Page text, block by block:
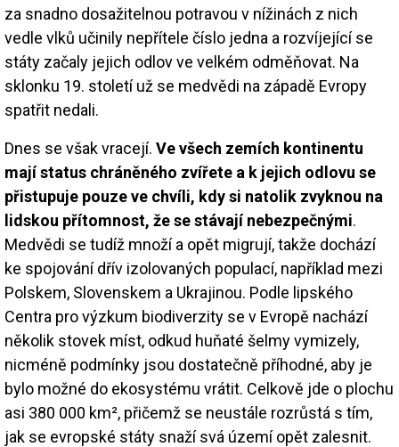
za snadno dosažitelnou potravou v nížinách z nich
vedle vlků učinily nepřítele číslo jedna a rozvíjející se
státy začaly jejich odlov ve velkém odměňovat. Na
sklonku 19. století už se medvědi na západě Evropy
spatřit nedali.
Dnes se však vracejí. Ve všech zemích kontinentu
mají status chráněného zvířete a k jejich odlovu se
přistupuje pouze ve chvíli, kdy si natolik zvyknou na
lidskou přítomnost, že se stávají nebezpečnými.
Medvědi se tudíž množí a opět migrují, takže dochází
ke spojování dřív izolovaných populací, například mezi
Polskem, Slovenskem a Ukrajinou. Podle lipského
Centra pro výzkum biodiverzity se v Evropě nachází
několik stovek míst, odkud huňaté šelmy vymizely,
nicméně podmínky jsou dostatečně příhodné, aby je
bylo možné do ekosystému vrátit. Celkově jde o plochu
asi 380 000 km², přičemž se neustále rozrůstá s tím,
jak se evropské státy snaží svá území opět zalesnit.